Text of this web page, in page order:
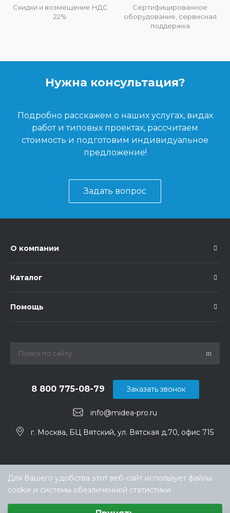
Скидки и возмещение НДС
22%
Сертифицированное
оборудование, сервисная
поддержка
Нужна консультация?
Подробно расскажем о наших услугах, видах
работ и типовых проектах, рассчитаем
стоимость и подготовим индивидуальное
предложение!
Задать вопрос
О компании
Каталог
Помощь
info@midea-pro.ru
8 800 775-08-79
г. Москва, БЦ Вятский, ул. Вятская д.70, офис 715
Заказать звонок
Для Вашего удобства этот веб-сайт использует файлы
cookie и системы обезличенной статистики.